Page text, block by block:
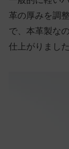
革の厚みを調
で、本革製な
仕上がりました